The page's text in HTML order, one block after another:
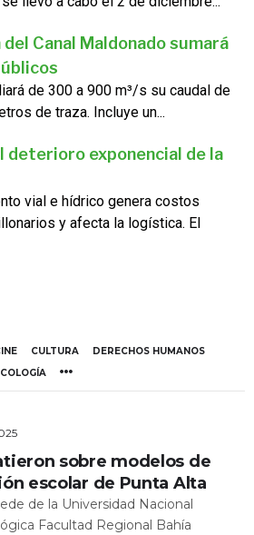
Canal Maldonado sumará
de 300 a 900 m³/s su caudal de
de traza. Incluye un...
deterioro exponencial de la
vial e hídrico genera costos
y afecta la logística. El
CULTURA
DERECHOS HUMANOS
sobre modelos de
escolar de Punta Alta
de la Universidad Nacional
Facultad Regional Bahía